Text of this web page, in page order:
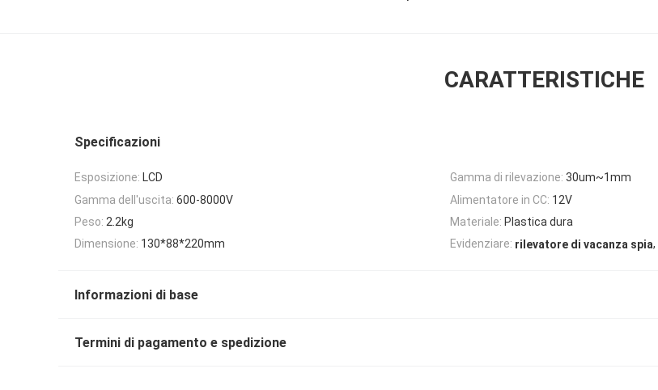
CARATTERISTICHE
Specificazioni
Esposizione: LCD Gamma di rilevazione: 30um~1mm
Gamma dell'uscita: 600-8000V Alimentatore in CC: 12V
Peso: 2.2kg Materiale: Plastica dura
Dimensione: 130*88*220mm Evidenziare: rilevatore di vacanza spia,
Informazioni di base
Termini di pagamento e spedizione